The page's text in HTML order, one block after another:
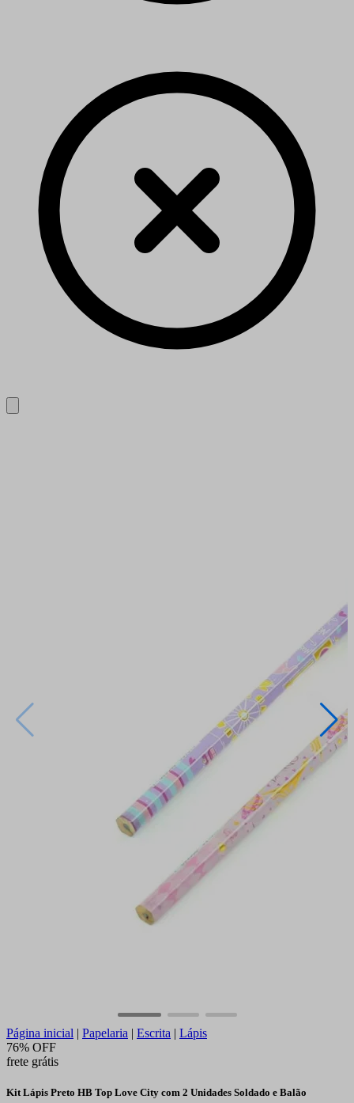
Página inicial | Papelaria | Escrita | Lápis
76% OFF
frete grátis
Kit Lápis Preto HB Top Love City com 2 Unidades Soldado e Balão